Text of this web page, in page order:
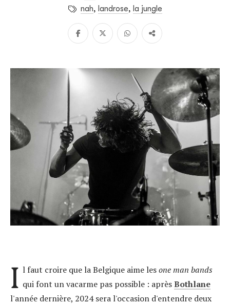
nah, landrose, la jungle
I l faut croire que la Belgique aime lesone man bands
qui font un vacarme pas possible : aprèsBothlane
l'année dernière, 2024 sera l'occasion d'entendre deux